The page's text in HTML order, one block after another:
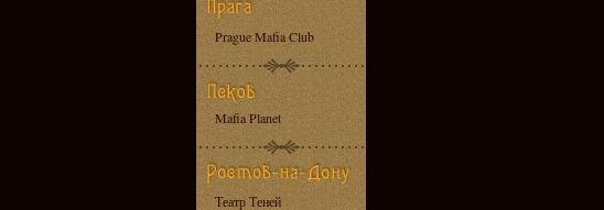
Prague Mafia Club
Mafia Planet
Театр Теней